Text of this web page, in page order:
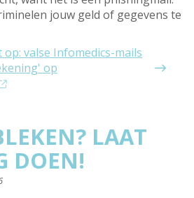
jouw geld of gegevens te
op: valse Infomedics-mails
op
LAAT
DOEN!